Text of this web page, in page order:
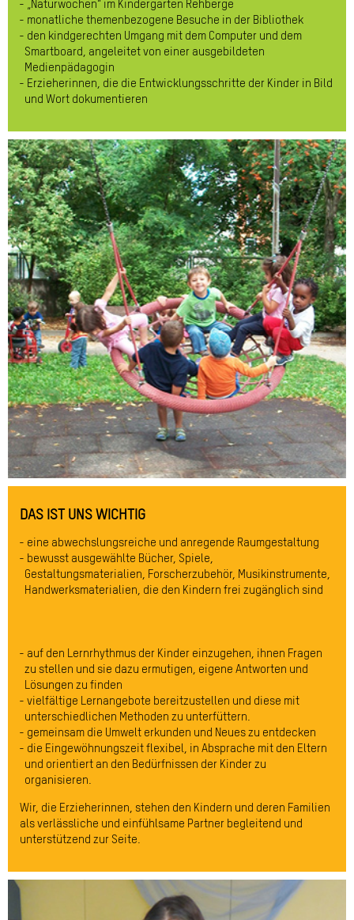
„Naturwochen“ im Kindergarten Rehberge
monatliche themenbezogene Besuche in der Bibliothek
den kindgerechten Umgang mit dem Computer und dem
Smartboard, angeleitet von einer ausgebildeten
Medienpädagogin
Erzieherinnen, die die Entwicklungsschritte der Kinder in Bild
und Wort dokumentieren
DAS IST UNS WICHTIG
eine abwechslungsreiche und anregende Raumgestaltung
bewusst ausgewählte Bücher, Spiele,
Gestaltungsmaterialien, Forscherzubehör, Musikinstrumente,
Handwerksmaterialien, die den Kindern frei zugänglich sind
auf den Lernrhythmus der Kinder einzugehen, ihnen Fragen
zu stellen und sie dazu ermutigen, eigene Antworten und
Lösungen zu finden
vielfältige Lernangebote bereitzustellen und diese mit
unterschiedlichen Methoden zu unterfüttern.
gemeinsam die Umwelt erkunden und Neues zu entdecken
die Eingewöhnungszeit flexibel, in Absprache mit den Eltern
und orientiert an den Bedürfnissen der Kinder zu
organisieren.
Wir, die Erzieherinnen, stehen den Kindern und deren Familien
als verlässliche und einfühlsame Partner begleitend und
unterstützend zur Seite.